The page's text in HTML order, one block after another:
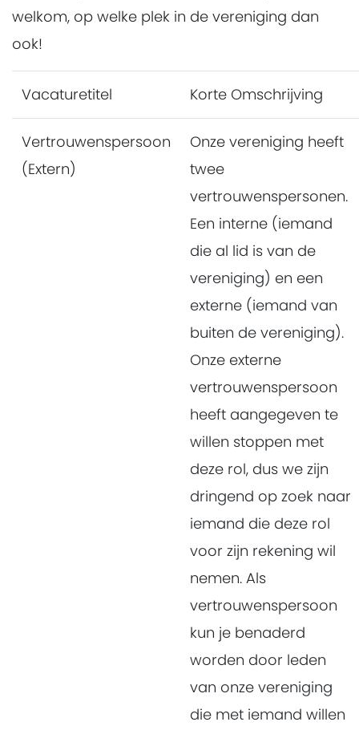
welkom, op welke plek in de vereniging dan
ook!
Vacaturetitel Korte Omschrijving
Vertrouwenspersoon
(Extern)
Onze vereniging heeft
twee
vertrouwenspersonen.
Een interne (iemand
die al lid is van de
vereniging) en een
externe (iemand van
buiten de vereniging).
Onze externe
vertrouwenspersoon
heeft aangegeven te
willen stoppen met
deze rol, dus we zijn
dringend op zoek naar
iemand die deze rol
voor zijn rekening wil
nemen. Als
vertrouwenspersoon
kun je benaderd
worden door leden
van onze vereniging
die met iemand willen